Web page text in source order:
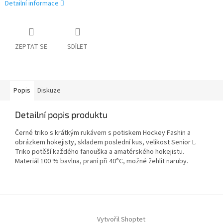
Detailní informace
ZEPTAT SE SDÍLET
Popis Diskuze
Detailní popis produktu
Černé triko s krátkým rukávem s potiskem Hockey Fashin a
obrázkem hokejisty, skladem poslední kus, velikost Senior L.
Triko potěší každého fanouška a amatérského hokejistu.
Materiál 100 % bavlna, praní při 40°C, možné žehlit naruby.
Vytvořil Shoptet